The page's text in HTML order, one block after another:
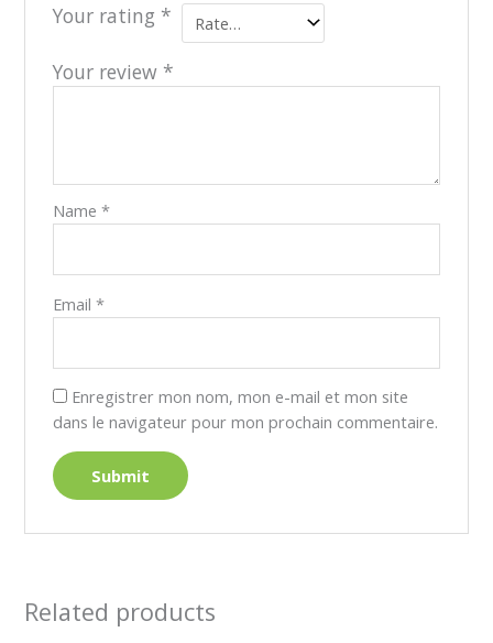
Your rating *
Your review *
Name *
Email *
Enregistrer mon nom, mon e-mail et mon site
dans le navigateur pour mon prochain commentaire.
Related products